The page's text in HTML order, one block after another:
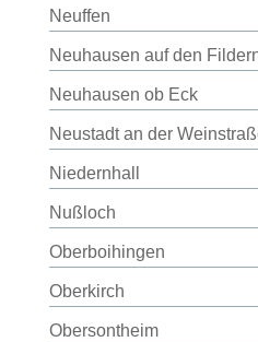
Neuffen
Neuhausen auf den
Neuhausen ob Eck
Neustadt an der
Niedernhall
Nußloch
Oberboihingen
Oberkirch
Obersontheim